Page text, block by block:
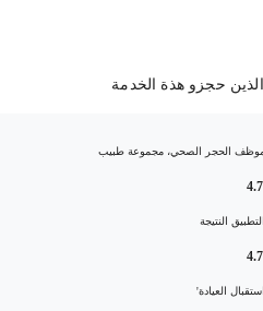
حجزو هذة الخدمة
الصحي، مجموعة طبيب
العيادة'